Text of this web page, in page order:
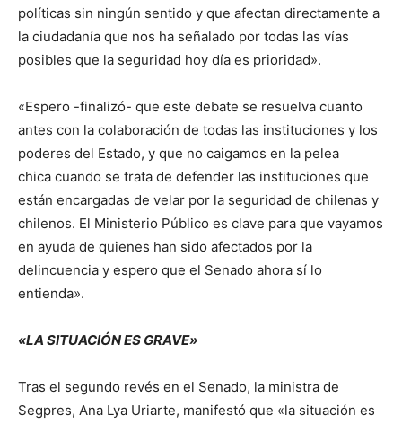
políticas sin ningún sentido y que afectan directamente a
la ciudadanía que nos ha señalado por todas las vías
posibles que la seguridad hoy día es prioridad».
«Espero -finalizó- que este debate se resuelva cuanto
antes con la colaboración de todas las instituciones y los
poderes del Estado, y que no caigamos en la pelea
chica cuando se trata de defender las instituciones que
están encargadas de velar por la seguridad de chilenas y
chilenos. El Ministerio Público es clave para que vayamos
en ayuda de quienes han sido afectados por la
delincuencia y espero que el Senado ahora sí lo
entienda».
«LA SITUACIÓN ES GRAVE»
Tras el segundo revés en el Senado, la ministra de
Segpres, Ana Lya Uriarte, manifestó que «la situación es